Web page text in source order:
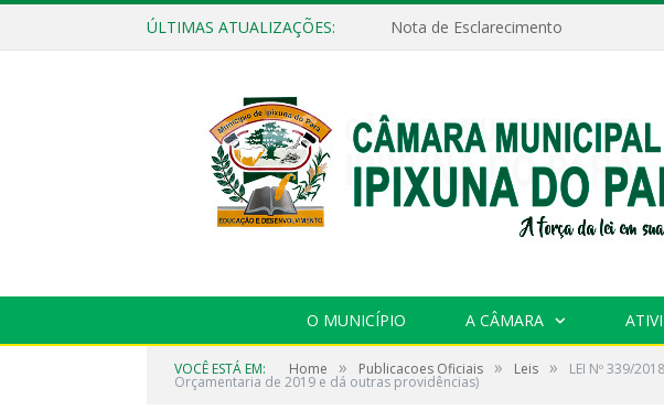
ÚLTIMAS ATUALIZAÇÕES: Nota de Esclarecimento
O MUNICÍPIO A CÂMARA
VOCÊ ESTÁ EM: Home » Publicacoes Oficiais » Leis » LEI Nº 339/
Orçamentaria de 2019 e dá outras providências)